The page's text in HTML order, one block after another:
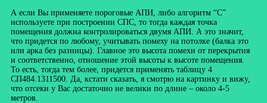
А если Вы применяете пороговые АПИ, либо алгоритм “С”
используете при построении СПС, то тогда каждая точка
помещения должна контролироваться двумя АПИ. А это значит,
что придется по любому, учитывать помеху на потолке (балка это
или арка без разницы). Главное это высота помехи от перекрытия
и соответственно, отношение этой высоты к высоте помещения.
То есть, тогда тем более, придется применять таблицу 4
СП484.1311500. Да, кстати сказать, я смотрю на картинку и вижу,
что отсеки у Вас достаточно не велики по длине – около 4-5
метров.